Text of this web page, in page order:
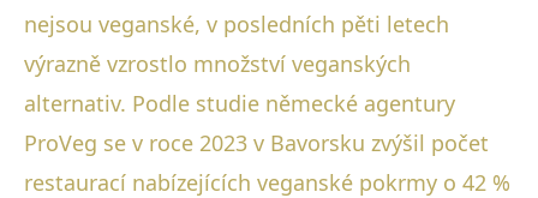
nejsou veganské, v posledních pěti letech
výrazně vzrostlo množství veganských
alternativ. Podle studie německé agentury
ProVeg se v roce 2023 v Bavorsku zvýšil počet
restaurací nabízejících veganské pokrmy o 42 %